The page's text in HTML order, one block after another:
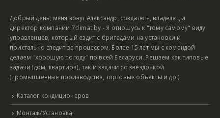
Добрый день, меня зовут Александр, создатель, владелец и
директор компании 7climat.by - Я отношусь к "тому самому" виду
управленцев, который ездит с бригадами на установки и
пристально следит за процессом. Более 15 лет мы с командой
делаем "хорошую погоду" по всей Беларуси. Решаем как типовые
задачи (дом, квартира), так и задачи со звёздочкой
(промышленные производства, торговые объекты и др.)
Каталог кондиционеров
Монтаж/Установка